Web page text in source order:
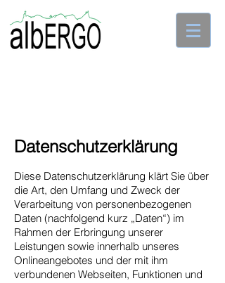
Datenschutzerklärung
Diese Datenschutzerklärung klärt Sie über
die Art, den Umfang und Zweck der
Verarbeitung von personenbezogenen
Daten (nachfolgend kurz „Daten“) im
Rahmen der Erbringung unserer
Leistungen sowie innerhalb unseres
Onlineangebotes und der mit ihm
verbundenen Webseiten, Funktionen und